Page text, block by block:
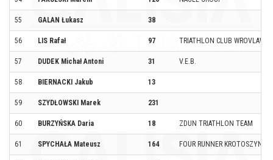
55 GALAN Łukasz 38
56 LIS Rafał 97 TRIATHLON CLUB WROVLAW
57 DUDEK Michał Antoni 31 V.E.B.
58 BIERNACKI Jakub 13
59 SZYDŁOWSKI Marek 231
60 BURZYŃSKA Daria 18 ZDUN TRIATHLON TEAM
61 SPYCHAŁA Mateusz 164 FOUR RUNNER KROTOSZYN